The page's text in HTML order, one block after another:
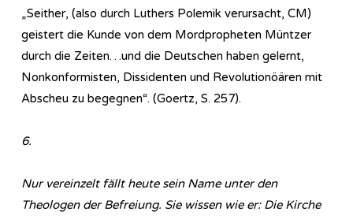
„Seither, (also durch Luthers Polemik verursacht, CM)
geistert die Kunde von dem Mordpropheten Müntzer
durch die Zeiten…und die Deutschen haben gelernt,
Nonkonformisten, Dissidenten und Revolutionöären mit
Abscheu zu begegnen“. (Goertz, S. 257).
6.
Nur vereinzelt fällt heute sein Name unter den
Theologen der Befreiung. Sie wissen wie er: Die Kirche